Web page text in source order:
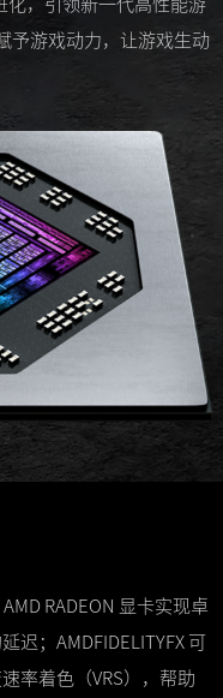
予游戏动力，让游戏生动
AMD RADEON 显卡实现卓
迟；AMDFIDELITYFX 可
率着色（VRS），帮助